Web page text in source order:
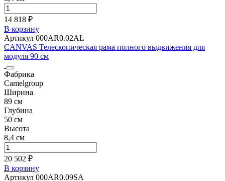
14 818 ₽
В корзину
Артикул 000AR0.02AL
CANVAS Телескопическая рама полного выдвижения для
модуля 90 см
Фабрика
Camelgroup
Ширина
89 см
Глубина
50 см
Высота
8,4 см
20 502 ₽
В корзину
Артикул 000AR0.09SA